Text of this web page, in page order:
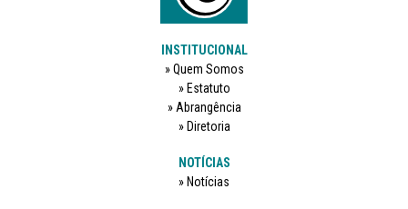
INSTITUCIONAL
Quem Somos
Estatuto
Abrangência
Diretoria
NOTÍCIAS
Notícias